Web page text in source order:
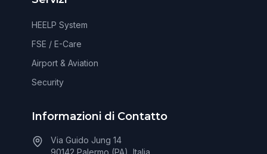
HEELP System
FSE / E-Care
Airport & Aviation
Security
Informazioni di Contatto
Via Guido Jung 14
90142 Palermo (PA), Italia